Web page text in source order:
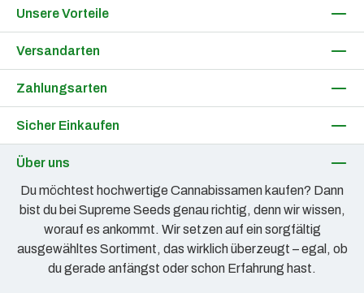
Unsere Vorteile
Versandarten
Zahlungsarten
Sicher Einkaufen
Über uns
Du möchtest hochwertige Cannabissamen kaufen? Dann
bist du bei Supreme Seeds genau richtig, denn wir wissen,
worauf es ankommt. Wir setzen auf ein sorgfältig
ausgewähltes Sortiment, das wirklich überzeugt – egal, ob
du gerade anfängst oder schon Erfahrung hast.